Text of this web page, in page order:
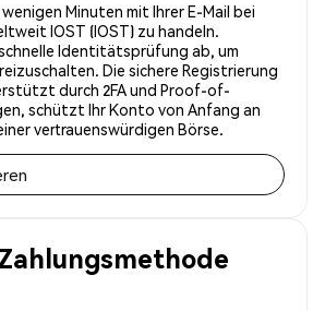
Minuten mit Ihrer E-Mail bei
IOST (IOST) zu handeln.
Identitätsprüfung ab, um
Die sichere Registrierung
durch 2FA und Proof-of-
schützt Ihr Konto von Anfang an
vertrauenswürdigen Börse.